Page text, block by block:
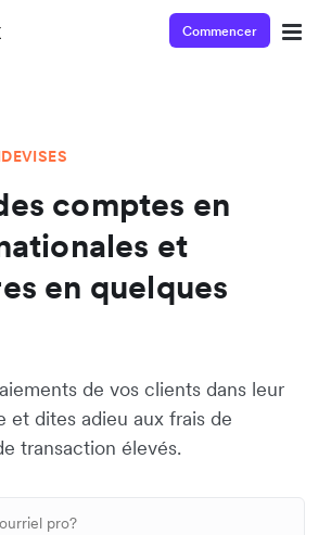
Commencer
comptes en
et
en quelques
de vos clients dans leur
et dites adieu aux frais de
transaction élevés.